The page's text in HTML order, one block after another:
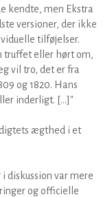
kendte, men Ekstra
versioner, der ikke
tilføjelser.
truffet eller hørt om,
vil tro, det er fra
og 1820. Hans
inderligt. [...]"
digtets ægthed i et
diskussion var mere
og officielle